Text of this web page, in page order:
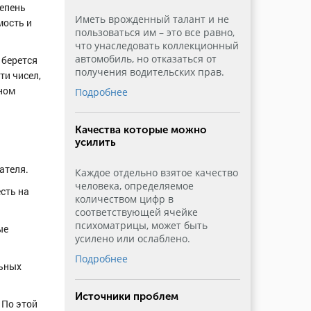
и
чисел,
на
этой
Иметь врожденный талант и не
пользоваться им – это все равно,
что унаследовать коллекционный
автомобиль, но отказаться от
получения водительских прав.
Подробнее
Качества которые можно
усилить
Каждое отдельно взятое качество
человека, определяемое
количеством цифр в
соответствующей ячейке
психоматрицы, может быть
усилено или ослаблено.
Подробнее
Источники проблем